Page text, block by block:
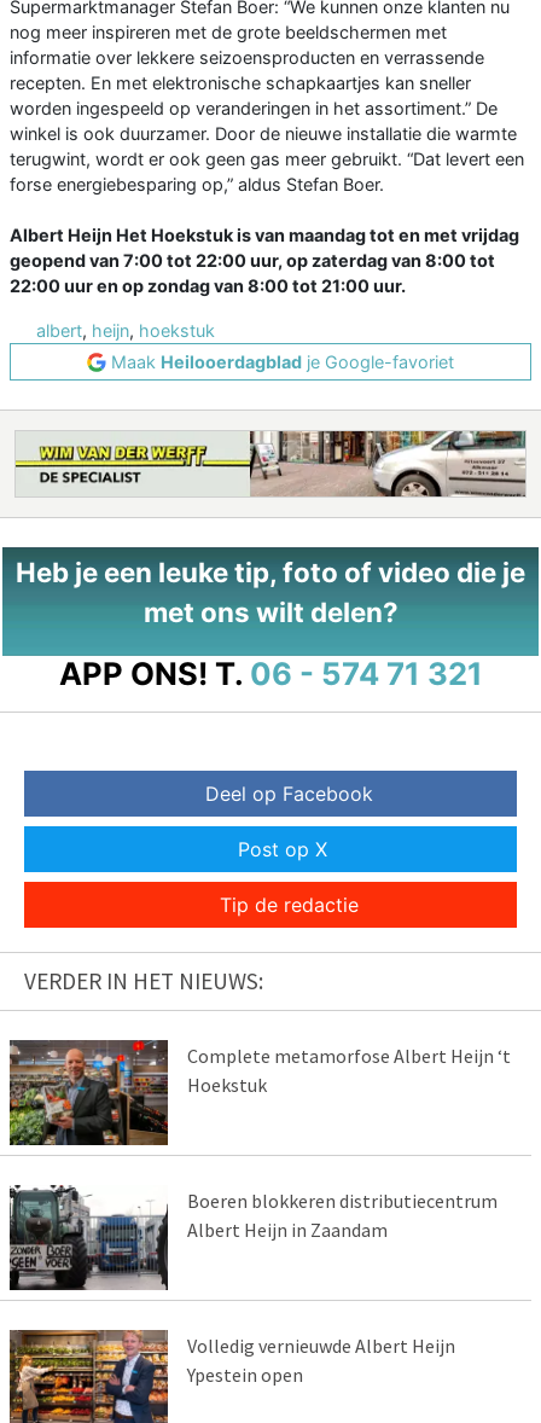
Supermarktmanager Stefan Boer: “We kunnen onze klanten nu
nog meer inspireren met de grote beeldschermen met
informatie over lekkere seizoensproducten en verrassende
recepten. En met elektronische schapkaartjes kan sneller
worden ingespeeld op veranderingen in het assortiment.” De
winkel is ook duurzamer. Door de nieuwe installatie die warmte
terugwint, wordt er ook geen gas meer gebruikt. “Dat levert een
forse energiebesparing op,” aldus Stefan Boer.
Albert Heijn Het Hoekstuk is van maandag tot en met vrijdag
geopend van 7:00 tot 22:00 uur, op zaterdag van 8:00 tot
22:00 uur en op zondag van 8:00 tot 21:00 uur.
albert, heijn, hoekstuk
Maak Heilooerdagblad je Google-favoriet
Heb je een leuke tip, foto of video die je
met ons wilt delen?
APP ONS! T. 06 - 574 71 321
Deel op Facebook
Post op X
Tip de redactie
VERDER IN HET NIEUWS:
Complete metamorfose Albert Heijn ‘t
Hoekstuk
Boeren blokkeren distributiecentrum
Albert Heijn in Zaandam
Volledig vernieuwde Albert Heijn
Ypestein open